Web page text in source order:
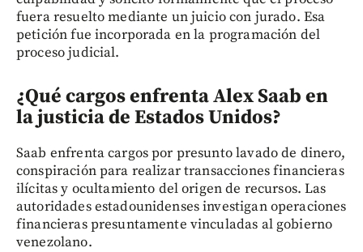
fuera resuelto mediante un juicio con jurado. Esa
petición fue incorporada en la programación del
proceso judicial.
¿Qué cargos enfrenta Alex Saab en
la justicia de Estados Unidos?
Saab enfrenta cargos por presunto lavado de dinero,
conspiración para realizar transacciones financieras
ilícitas y ocultamiento del origen de recursos. Las
autoridades estadounidenses investigan operaciones
financieras presuntamente vinculadas al gobierno
venezolano.